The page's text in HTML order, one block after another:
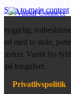
Skip to main content
Privatlivspolitik